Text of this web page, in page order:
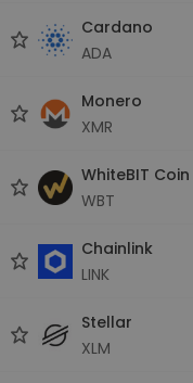
Cardano
ADA
Monero
XMR
WhiteBIT Coin
WBT
Chainlink
LINK
Stellar
XLM